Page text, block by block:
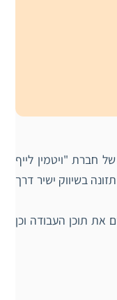
חברת "ויטמין לייף
בשיווק ישיר דרך
את תוכן העבודה וכן